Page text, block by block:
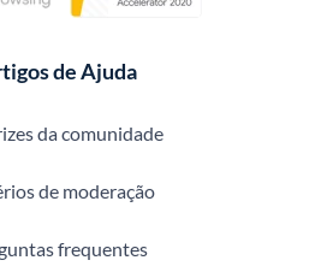
de Ajuda
da comunidade
de moderação
frequentes